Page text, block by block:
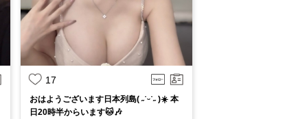
17
おはようございます日本列島( ˶˙ᵕ˙˶ )☀️ 本
日20時半からいます🐱🎶